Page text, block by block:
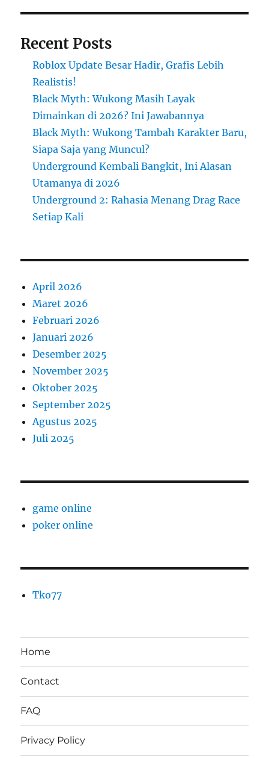
Recent Posts
Roblox Update Besar Hadir, Grafis Lebih
Realistis!
Black Myth: Wukong Masih Layak
Dimainkan di 2026? Ini Jawabannya
Black Myth: Wukong Tambah Karakter Baru,
Siapa Saja yang Muncul?
Underground Kembali Bangkit, Ini Alasan
Utamanya di 2026
Underground 2: Rahasia Menang Drag Race
Setiap Kali
April 2026
Maret 2026
Februari 2026
Januari 2026
Desember 2025
November 2025
Oktober 2025
September 2025
Agustus 2025
Juli 2025
game online
poker online
Tko77
Home
Contact
FAQ
Privacy Policy